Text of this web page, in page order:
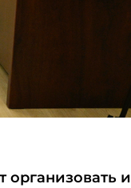
организовать и